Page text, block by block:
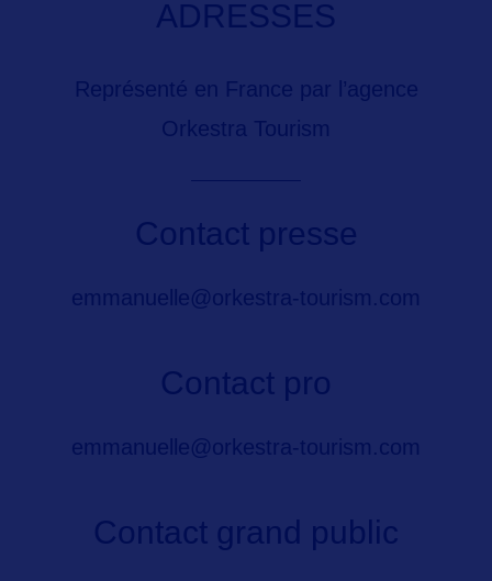
ADRESSES
Représenté en France par l’agence
Orkestra Tourism
Contact presse
emmanuelle@orkestra-tourism.com
Contact pro
emmanuelle@orkestra-tourism.com
Contact grand public